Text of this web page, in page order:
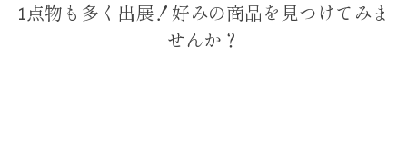
1点物も多く出展！好みの商品を見つけてみま
せんか？